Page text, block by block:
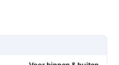
De camera biedt 4K-
beelden, zelfs 's nachts.